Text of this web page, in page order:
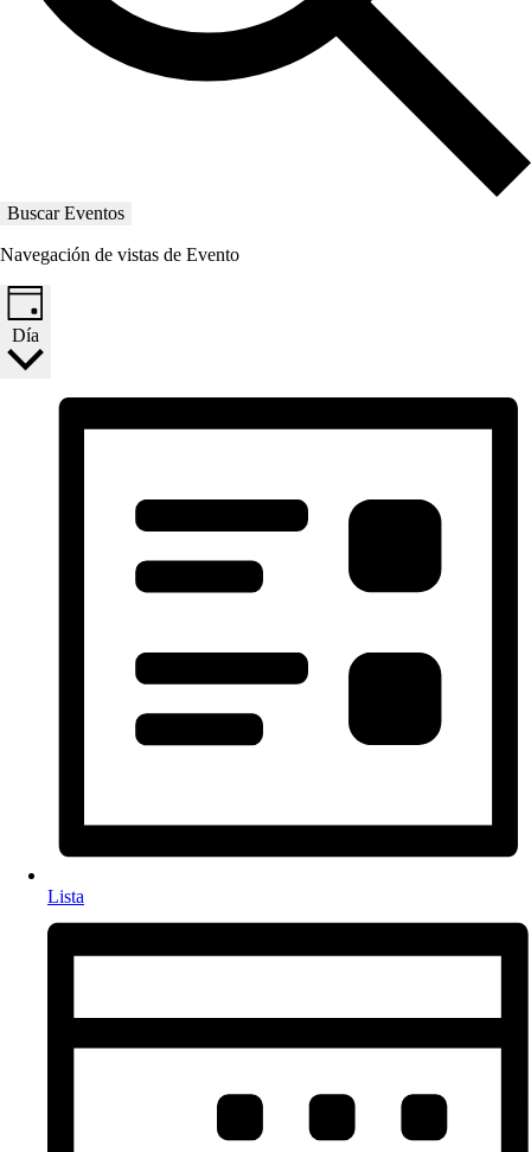
Buscar Eventos
Navegación de vistas de Evento
Día
Lista